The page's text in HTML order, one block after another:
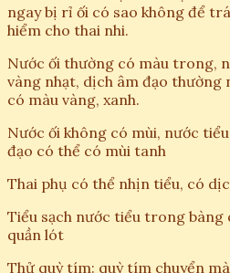
ngay bị rỉ ối có sao không để
hiểm cho thai nhi.
Nước ối thường có màu trong,
vàng nhạt, dịch âm đạo thường
có màu vàng, xanh.
Nước ối không có mùi, nước
đạo có thể có mùi tanh
Thai phụ có thể nhịn tiểu, có
Tiểu sạch nước tiểu trong bàng
quần lót
Thử quỳ tím: quỳ tím chuyển